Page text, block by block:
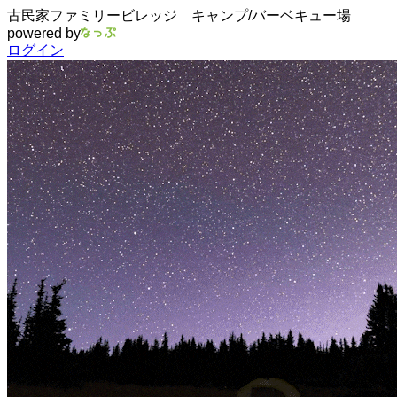
古民家ファミリービレッジ キャンプ/バーベキュー場
powered by
ログイン